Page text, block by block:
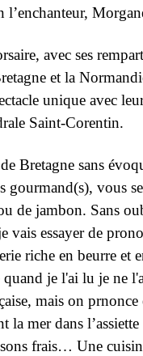
l’enchanteur,
avec ses
et la
unique avec
Saint-Corentin.
Bretagne sans
gourmand(s), vous
de jambon. Sans
vais essayer de
riche en beurre
je l'ai lu je ne
mais on
la mer dans
frais… Une